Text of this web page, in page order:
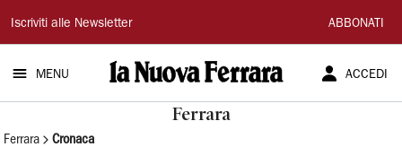
La
Nuova
Ferrara
Iscriviti alle Newsletter ABBONATI
MENU ACCEDI
Ferrara
Ferrara Cronaca